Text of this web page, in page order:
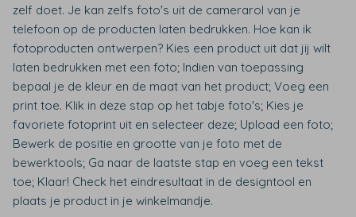
zelf doet. Je kan zelfs foto's uit de camerarol van je
telefoon op de producten laten bedrukken. Hoe kan ik
fotoproducten ontwerpen? Kies een product uit dat jij wilt
laten bedrukken met een foto; Indien van toepassing
bepaal je de kleur en de maat van het product; Voeg een
print toe. Klik in deze stap op het tabje foto's; Kies je
favoriete fotoprint uit en selecteer deze; Upload een foto;
Bewerk de positie en grootte van je foto met de
bewerktools; Ga naar de laatste stap en voeg een tekst
toe; Klaar! Check het eindresultaat in de designtool en
plaats je product in je winkelmandje.